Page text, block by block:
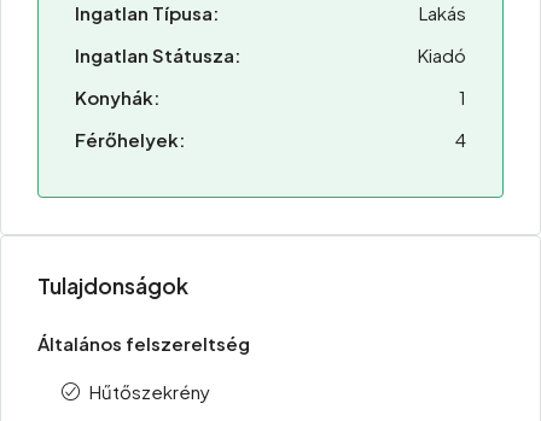
Ingatlan Típusa:
Lakás
Ingatlan Státusza:
Kiadó
Konyhák:
1
Férőhelyek:
4
Tulajdonságok
Általános felszereltség
Hűtőszekrény